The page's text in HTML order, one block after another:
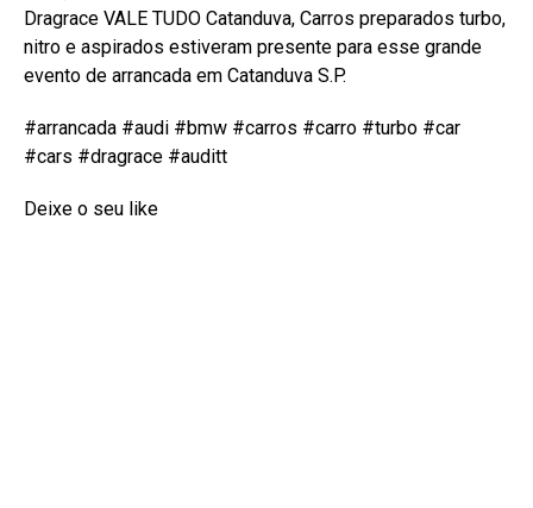
Dragrace VALE TUDO Catanduva, Carros preparados turbo,
nitro e aspirados estiveram presente para esse grande
evento de arrancada em Catanduva S.P.
#arrancada #audi #bmw #carros #carro #turbo #car
#cars #dragrace #auditt
Deixe o seu like